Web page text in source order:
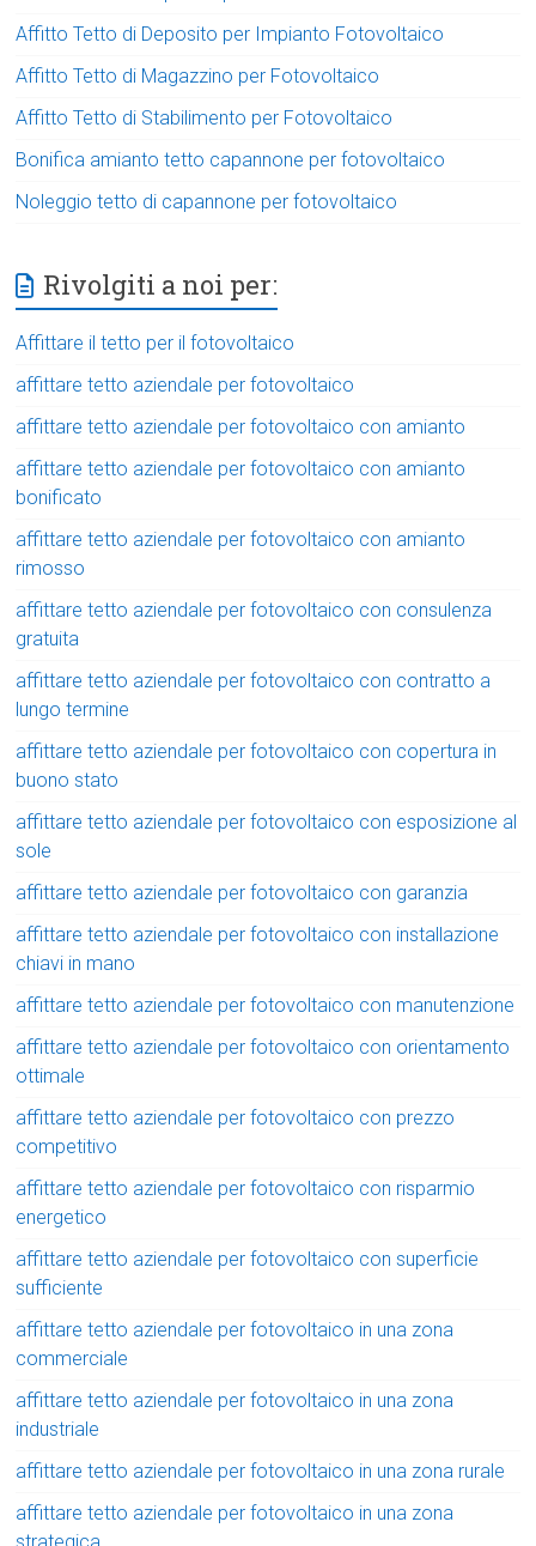
Affitto Tetto di Deposito per Impianto Fotovoltaico
Affitto Tetto di Magazzino per Fotovoltaico
Affitto Tetto di Stabilimento per Fotovoltaico
Bonifica amianto tetto capannone per fotovoltaico
Noleggio tetto di capannone per fotovoltaico
Rivolgiti a noi per:
Affittare il tetto per il fotovoltaico
affittare tetto aziendale per fotovoltaico
affittare tetto aziendale per fotovoltaico con amianto
affittare tetto aziendale per fotovoltaico con amianto
bonificato
affittare tetto aziendale per fotovoltaico con amianto
rimosso
affittare tetto aziendale per fotovoltaico con consulenza
gratuita
affittare tetto aziendale per fotovoltaico con contratto a
lungo termine
affittare tetto aziendale per fotovoltaico con copertura in
buono stato
affittare tetto aziendale per fotovoltaico con esposizione al
sole
affittare tetto aziendale per fotovoltaico con garanzia
affittare tetto aziendale per fotovoltaico con installazione
chiavi in mano
affittare tetto aziendale per fotovoltaico con manutenzione
affittare tetto aziendale per fotovoltaico con orientamento
ottimale
affittare tetto aziendale per fotovoltaico con prezzo
competitivo
affittare tetto aziendale per fotovoltaico con risparmio
energetico
affittare tetto aziendale per fotovoltaico con superficie
sufficiente
affittare tetto aziendale per fotovoltaico in una zona
commerciale
affittare tetto aziendale per fotovoltaico in una zona
industriale
affittare tetto aziendale per fotovoltaico in una zona rurale
affittare tetto aziendale per fotovoltaico in una zona